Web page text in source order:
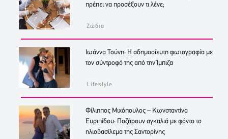
πρέπει να προσέξουν τι λένε;
Ζώδια
Ιωάννα Τούνη: Η αδημοσίευτη φωτογραφία με
τον σύντροφό της από την Ίμπιζα
Lifestyle
Φίλιππος Μιχόπουλος – Κωνσταντίνα
Ευριπίδου: Ποζάρουν αγκαλιά με φόντο το
ηλιοβασίλεμα της Σαντορίνης